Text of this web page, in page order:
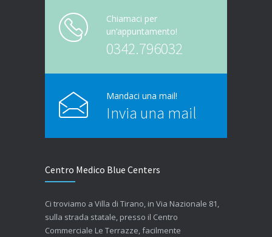
Chiamaci per
un’appuntamento!
0342.796032
Mandaci una mail!
Invia una mail
Centro Medico Blue Centers
Ci troviamo a Villa di Tirano, in Via Nazionale 81,
sulla strada statale, presso il Centro
Commerciale Le Terrazze, facilmente